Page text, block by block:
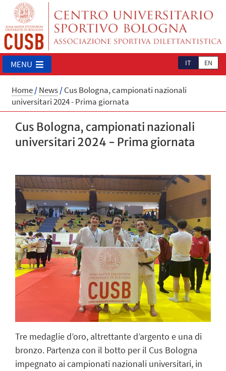
IT EN
MENU
Home/News/Cus Bologna, campionati nazionali
universitari 2024 - Prima giornata
Cus Bologna, campionati nazionali
universitari 2024 - Prima giornata
Tre medaglie d’oro, altrettante d’argento e una di
bronzo. Partenza con il botto per il Cus Bologna
impegnato ai campionati nazionali universitari, in